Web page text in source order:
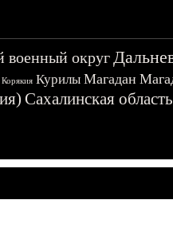
военный округ
Корякия Курилы Магадан
Сахалинская область